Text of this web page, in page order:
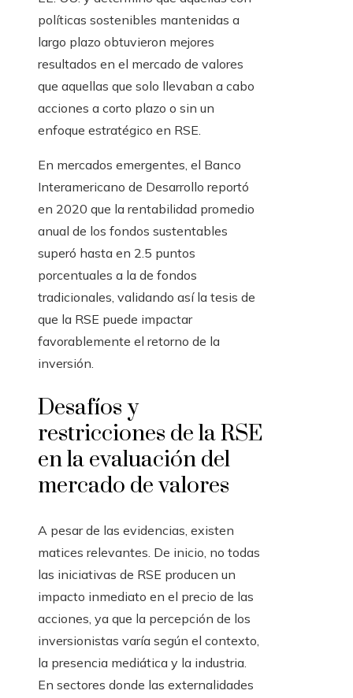
políticas sostenibles mantenidas a
largo plazo obtuvieron mejores
resultados en el mercado de valores
que aquellas que solo llevaban a cabo
acciones a corto plazo o sin un
enfoque estratégico en RSE.
En mercados emergentes, el Banco
Interamericano de Desarrollo reportó
en 2020 que la rentabilidad promedio
anual de los fondos sustentables
superó hasta en 2.5 puntos
porcentuales a la de fondos
tradicionales, validando así la tesis de
que la RSE puede impactar
favorablemente el retorno de la
inversión.
Desafíos y
restricciones de la RSE
en la evaluación del
mercado de valores
A pesar de las evidencias, existen
matices relevantes. De inicio, no todas
las iniciativas de RSE producen un
impacto inmediato en el precio de las
acciones, ya que la percepción de los
inversionistas varía según el contexto,
la presencia mediática y la industria.
En sectores donde las externalidades